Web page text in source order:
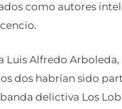
como autores
Alfredo Arboleda,
dos habrían sido
delictiva Los